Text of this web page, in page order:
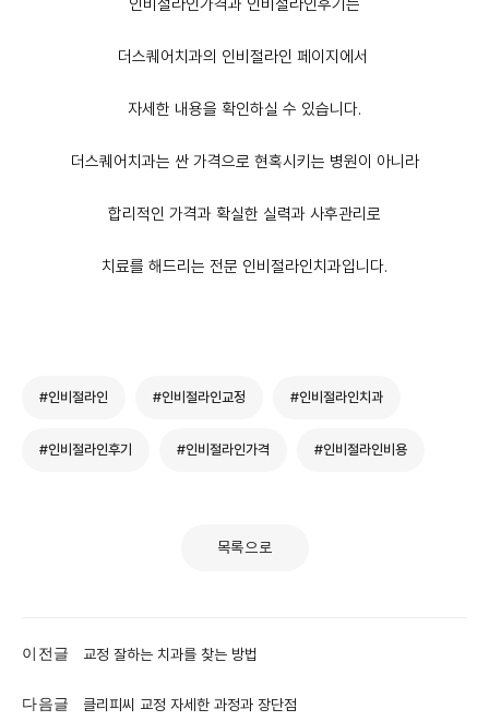
인비절라인가격과 인비절라인후기는
더스퀘어치과의 인비절라인 페이지에서
자세한 내용을 확인하실 수 있습니다.
더스퀘어치과는 싼 가격으로 현혹시키는 병원이 아니라
합리적인 가격과 확실한 실력과 사후관리로
치료를 해드리는 전문 인비절라인치과입니다.
#인비절라인 #인비절라인교정 #인비절라인치과
#인비절라인후기 #인비절라인가격 #인비절라인비용
목록으로
이전글 교정 잘하는 치과를 찾는 방법
다음글 클리피씨 교정 자세한 과정과 장단점